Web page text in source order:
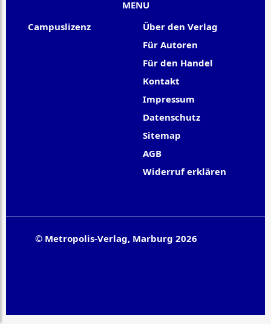
MENU
Campuslizenz
Über den Verlag
Für Autoren
Für den Handel
Kontakt
Impressum
Datenschutz
Sitemap
AGB
Widerruf erklären
© Metropolis-Verlag, Marburg 2026